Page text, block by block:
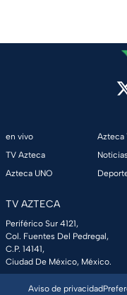
en vivo
TV Azteca
Azteca UNO
Azteca
TV AZTECA
Periférico Sur 4121,
Col. Fuentes Del Pedregal,
C.P. 14141,
Ciudad De México, México.
Aviso de privacidad